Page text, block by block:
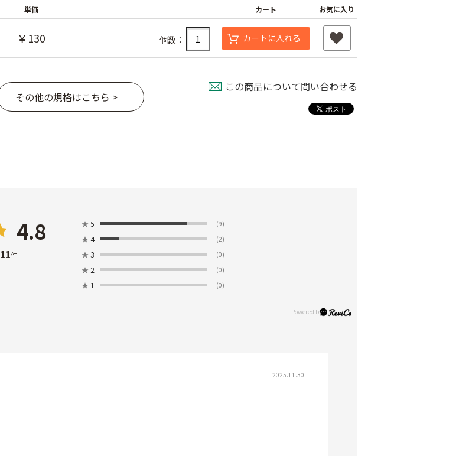
単価 カート お気に入り
￥130 個数： カートに入れる
その他の規格はこちら >
この商品について問い合わせる
4.8
11件
★ 5 (9)
★ 4 (2)
★ 3 (0)
★ 2 (0)
★ 1 (0)
2025.11.30